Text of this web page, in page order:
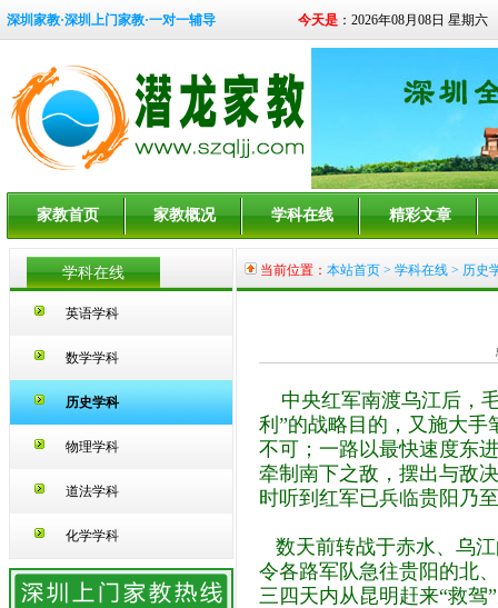
深圳家教·深圳上门家教·一对一辅导 今天是：2026年08月08日 星期六
家教首页 家教概况 学科在线 精彩文章
学科在线
英语学科
数学学科
历史学科
物理学科
道法学科
化学学科
当前位置： 本站首页 > 学科在线 > 历史
中央红军南渡乌江后，
利”的战略目的，又施大
不可；一路以最快速度东
牵制南下之敌，摆出与敌
时听到红军已兵临贵阳乃
数天前转战于赤水、乌
令各路军队急往贵阳的北
三四天内从昆明赶来“救